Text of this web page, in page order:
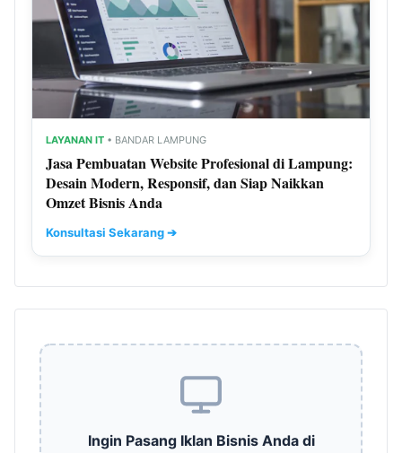
LAYANAN IT • BANDAR LAMPUNG
Jasa Pembuatan Website Profesional di Lampung:
Desain Modern, Responsif, dan Siap Naikkan
Omzet Bisnis Anda
Konsultasi Sekarang ➔
Ingin Pasang Iklan Bisnis Anda di